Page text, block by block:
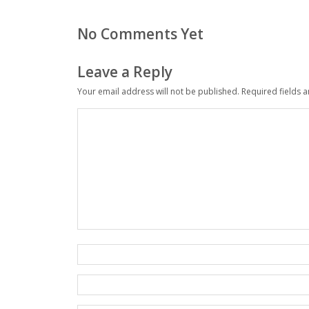
No Comments Yet
Leave a Reply
Your email address will not be published. Required fields